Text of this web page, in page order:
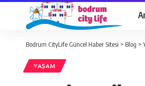
Bodrum CityLife Güncel Haber Sitesi > Blog >
YAŞAM